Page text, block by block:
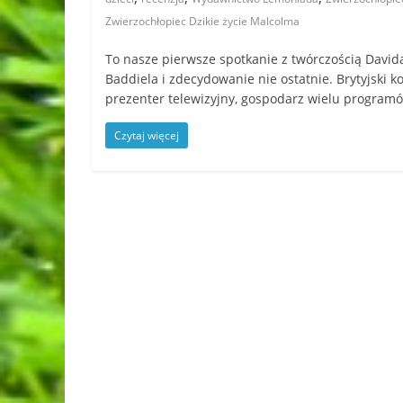
Zwierzochłopiec Dzikie życie Malcolma
To nasze pierwsze spotkanie z twórczością
Baddiela i zdecydowanie nie ostatnie. Brytyjski
prezenter telewizyjny, gospodarz wielu
Czytaj więcej